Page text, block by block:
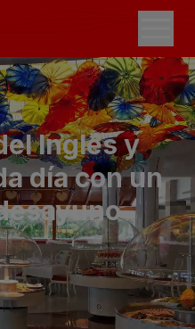
Inglés y
día con un